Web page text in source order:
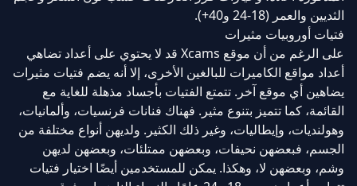
الثديين والعمر (18-24 و40+).
فتيات أوروبيات مثيرات
على الرغم من أن موقع Xcams قد لا يحتوي على أعداد تضاهي
أعداد مواقع الكاميرات للبالغين الأخرى، إلا أنه يضم فتيات مثيرات
يضاهين أي موقع آخر. تتمتع الفتيات بأجساد مذهلة للغاية مع
القائمة، كما تتميز بتنوع مثير. فهناك فنانات فرنسيات، وألمانيات،
وهولنديات، وإيطاليات، وغير ذلك الكثير. ولديهن أنواع مختلفة من
الجسم، فبعضهن نحيفات، وبعضهن ممتلئات، وبعضهن لديهن
وشم، وبعضهن لا، وهكذا. يمكن للمستخدمين أيضًا اختيار فتيات